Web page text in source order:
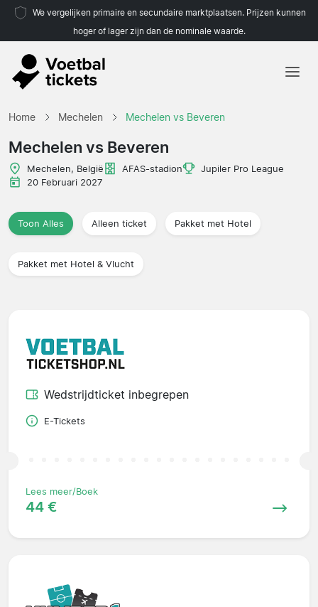
We vergelijken primaire en secundaire marktplaatsen. Prijzen kunnen
hoger of lager zijn dan de nominale waarde.
Home Mechelen Mechelen vs Beveren
Mechelen vs Beveren
Mechelen, België AFAS-stadion
Jupiler Pro League
20 Februari 2027
Toon Alles Alleen ticket Pakket met Hotel
Pakket met Hotel & Vlucht
Wedstrijdticket inbegrepen
E-Tickets
Lees meer/Boek
44 €